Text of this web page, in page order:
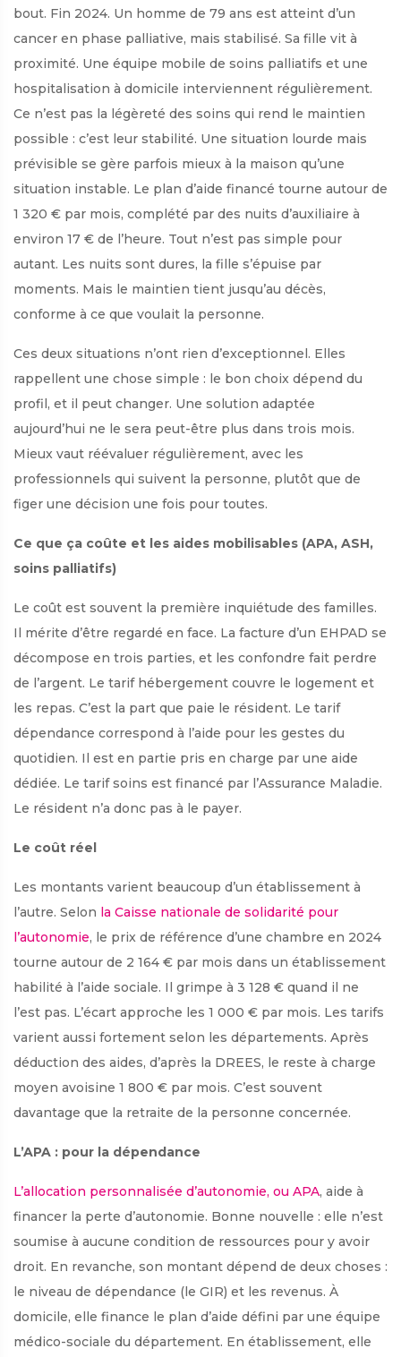
bout. Fin 2024. Un homme de 79 ans est atteint d’un
cancer en phase palliative, mais stabilisé. Sa fille vit à
proximité. Une équipe mobile de soins palliatifs et une
hospitalisation à domicile interviennent régulièrement.
Ce n’est pas la légèreté des soins qui rend le maintien
possible : c’est leur stabilité. Une situation lourde mais
prévisible se gère parfois mieux à la maison qu’une
situation instable. Le plan d’aide financé tourne autour de
1 320 € par mois, complété par des nuits d’auxiliaire à
environ 17 € de l’heure. Tout n’est pas simple pour
autant. Les nuits sont dures, la fille s’épuise par
moments. Mais le maintien tient jusqu’au décès,
conforme à ce que voulait la personne.
Ces deux situations n’ont rien d’exceptionnel. Elles
rappellent une chose simple : le bon choix dépend du
profil, et il peut changer. Une solution adaptée
aujourd’hui ne le sera peut-être plus dans trois mois.
Mieux vaut réévaluer régulièrement, avec les
professionnels qui suivent la personne, plutôt que de
figer une décision une fois pour toutes.
Ce que ça coûte et les aides mobilisables (APA, ASH,
soins palliatifs)
Le coût est souvent la première inquiétude des familles.
Il mérite d’être regardé en face. La facture d’un EHPAD se
décompose en trois parties, et les confondre fait perdre
de l’argent. Le tarif hébergement couvre le logement et
les repas. C’est la part que paie le résident. Le tarif
dépendance correspond à l’aide pour les gestes du
quotidien. Il est en partie pris en charge par une aide
dédiée. Le tarif soins est financé par l’Assurance Maladie.
Le résident n’a donc pas à le payer.
Le coût réel
Les montants varient beaucoup d’un établissement à
l’autre. Selon la Caisse nationale de solidarité pour
l’autonomie, le prix de référence d’une chambre en 2024
tourne autour de 2 164 € par mois dans un établissement
habilité à l’aide sociale. Il grimpe à 3 128 € quand il ne
l’est pas. L’écart approche les 1 000 € par mois. Les tarifs
varient aussi fortement selon les départements. Après
déduction des aides, d’après la DREES, le reste à charge
moyen avoisine 1 800 € par mois. C’est souvent
davantage que la retraite de la personne concernée.
L’APA : pour la dépendance
L’allocation personnalisée d’autonomie, ou APA, aide à
financer la perte d’autonomie. Bonne nouvelle : elle n’est
soumise à aucune condition de ressources pour y avoir
droit. En revanche, son montant dépend de deux choses :
le niveau de dépendance (le GIR) et les revenus. À
domicile, elle finance le plan d’aide défini par une équipe
médico-sociale du département. En établissement, elle